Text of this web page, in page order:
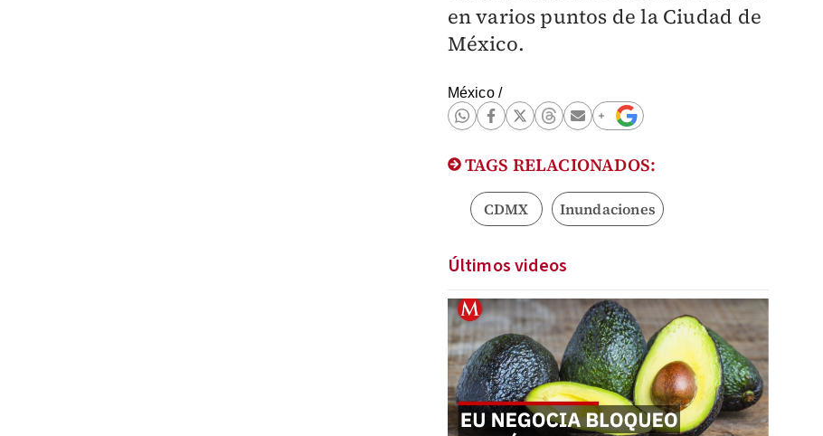
en varios puntos de la Ciudad de
México.
México/
TAGS RELACIONADOS:
CDMX Inundaciones
Últimos videos